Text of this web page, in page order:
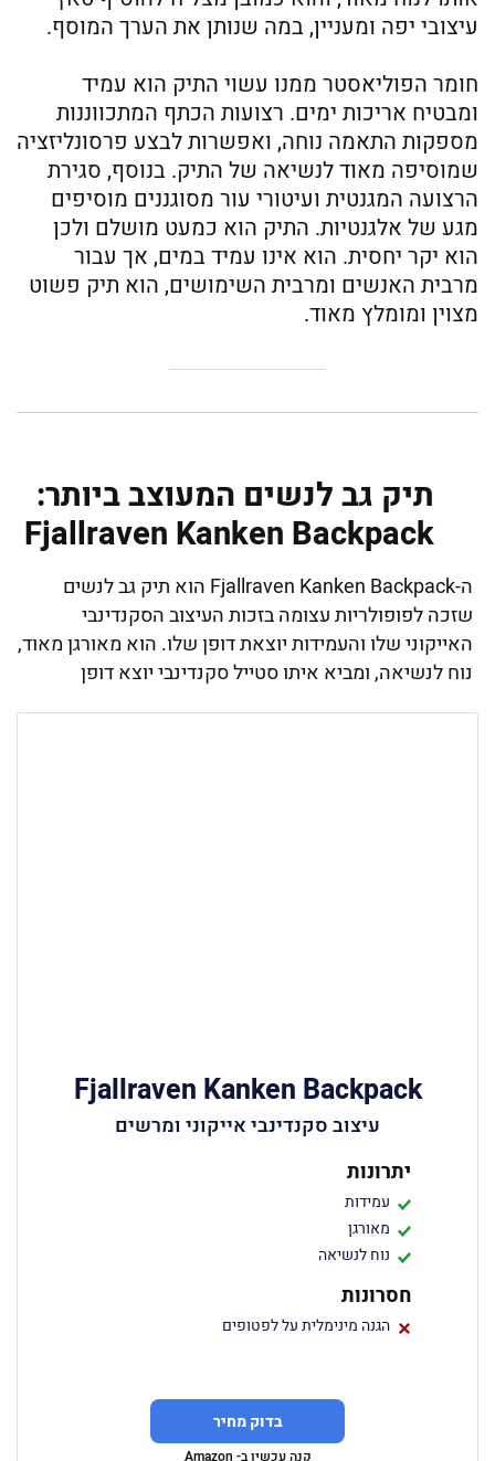
עיצובי יפה ומעניין, במה שנותן את הערך המוסף.
חומר הפוליאסטר ממנו עשוי התיק הוא עמיד
ומבטיח אריכות ימים. רצועות הכתף המתכווננות
מספקות התאמה נוחה, ואפשרות לבצע פרסונליזציה
שמוסיפה מאוד לנשיאה של התיק. בנוסף, סגירת
הרצועה המגנטית ועיטורי עור מסוגננים מוסיפים
מגע של אלגנטיות. התיק הוא כמעט מושלם ולכן
הוא יקר יחסית. הוא אינו עמיד במים, אך עבור
מרבית האנשים ומרבית השימושים, הוא תיק פשוט
מצוין ומומלץ מאוד.
תיק גב לנשים המעוצב ביותר:
Fjallraven Kanken Backpack
ה-Fjallraven Kanken Backpack הוא תיק גב לנשים
שזכה לפופולריות עצומה בזכות העיצוב הסקנדינבי
האייקוני שלו והעמידות יוצאת דופן שלו. הוא מאורגן מאוד,
נוח לנשיאה, ומביא איתו סטייל סקנדינבי יוצא דופן
Fjallraven Kanken Backpack
עיצוב סקנדינבי אייקוני ומרשים
יתרונות
עמידות
מאורגן
נוח לנשיאה
חסרונות
הגנה מינימלית על לפטופים
בדוק מחיר
קנה עכשיו ב- Amazon